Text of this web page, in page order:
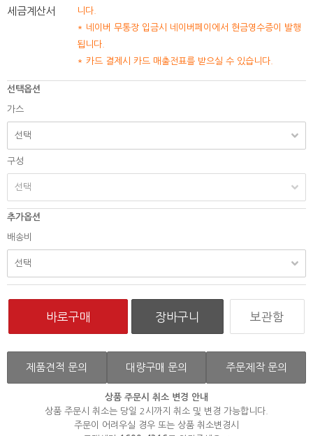
세금계산서
니다.
* 네이버 무통장 입금시 네이버페이에서 현금영수증이 발행
됩니다.
* 카드 결제시 카드 매출전표를 받으실 수 있습니다.
선택옵션
가스
구성
추가옵션
배송비
보관함
제품견적 문의 대량구매 문의 주문제작 문의
상품 주문시 취소 변경 안내
상품 주문시 취소는 당일 2시까지 취소 및 변경 가능합니다.
주문이 어려우실 경우 또는 상품 취소변경시